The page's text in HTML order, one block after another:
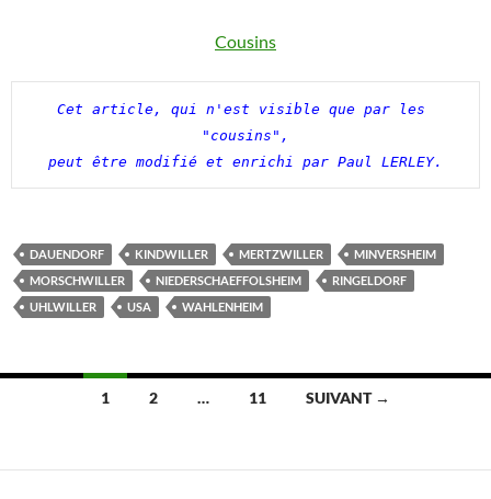
Cousins
Cet article, qui n'est visible que par les
"cousins",
peut être modifié et enrichi par Paul LERLEY.
DAUENDORF KINDWILLER MERTZWILLER
MINVERSHEIM
MORSCHWILLER
NIEDERSCHAEFFOLSHEIM
RINGELDORF
UHLWILLER
USA WAHLENHEIM
Navigation
articles
1 2 … 11 SUIVANT →